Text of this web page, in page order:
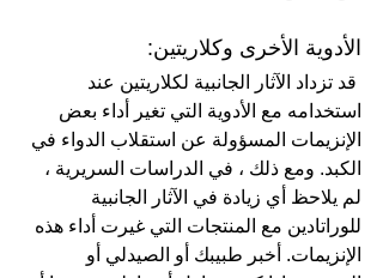
الأدوية الأخرى وكلاريتين:
قد تزداد الآثار الجانبية لكلاريتين عند
استخدامه مع الأدوية التي تغير أداء بعض
الإنزيمات المسؤولة عن استقلاب الدواء في
الكبد. ومع ذلك ، في الدراسات السريرية ،
لم يلاحظ أي زيادة في الآثار الجانبية
للوراتادين مع المنتجات التي غيرت أداء هذه
الإنزيمات. أخبر طبيبك أو الصيدلي أو